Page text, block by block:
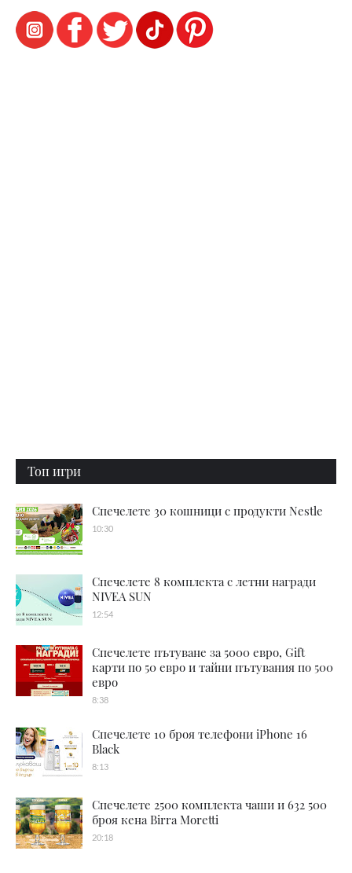
Топ игри
Спечелете 30 кошници с продукти Nestle
10:30
Спечелете 8 комплекта с летни награди
NIVEA SUN
12:54
Спечелете пътуване за 5000 евро, Gift
карти по 50 евро и тайни пътувания по 500
евро
8:38
Спечелете 10 броя телефони iPhone 16
Black
8:13
Спечелете 2500 комплекта чаши и 632 500
броя кена Birra Moretti
20:18